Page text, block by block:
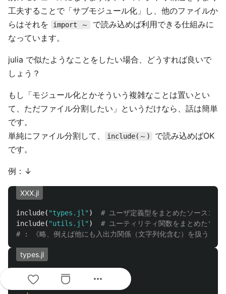
工夫することで「サブモジュール化」し、他のファイルか
らはそれを
import ～
で読み込めば利用できる仕組みに
なっています。
julia で似たようなことをしたい場合、どうすれば良いで
しょう？
もし「モジュール化とかそういう複雑なことは置いとい
て、ただファイル分割したい」というだけなら、話は簡単
です。
単純にファイル分割して、
include(～)
で読み込めばOK
です。
例：↓
XXX.jl
include( "types.jl" )
# ユーザ定義型をまとめたソースコー
include( "utils.jl" )
# ユーティリティ関数をまとめたソー
# : 《略、例えば他にも入出力関係（文字列化含む）を扱
types.jl
struct T}
attr
more_horiz